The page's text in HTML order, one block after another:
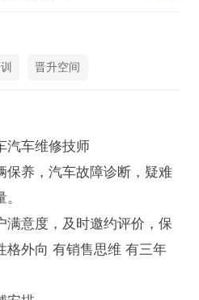
晋升空间
汽车维修技师
保养，汽车故障诊断，疑难
满意度，及时邀约评价，保
格外向 有销售思维 有三年